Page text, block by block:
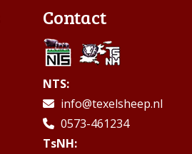
Contact
NTS:
info@texelsheep.nl
0573-461234
TsNH: